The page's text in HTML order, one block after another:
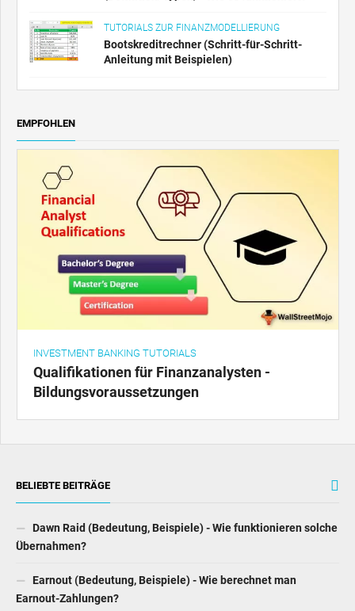
TUTORIALS ZUR FINANZMODELLIERUNG
Bootskreditrechner (Schritt-für-Schritt-
Anleitung mit Beispielen)
EMPFOHLEN
INVESTMENT BANKING TUTORIALS
Qualifikationen für Finanzanalysten -
Bildungsvoraussetzungen
BELIEBTE BEITRÄGE
Dawn Raid (Bedeutung, Beispiele) - Wie funktionieren solche
Übernahmen?
Earnout (Bedeutung, Beispiele) - Wie berechnet man
Earnout-Zahlungen?